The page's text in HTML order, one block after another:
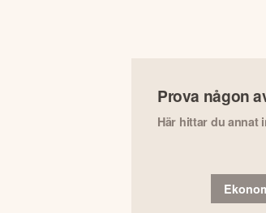
Prova någon
Här hittar du annat